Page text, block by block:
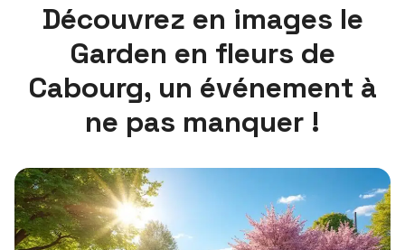
Découvrez en images le
Garden en fleurs de
Cabourg, un événement à
ne pas manquer !